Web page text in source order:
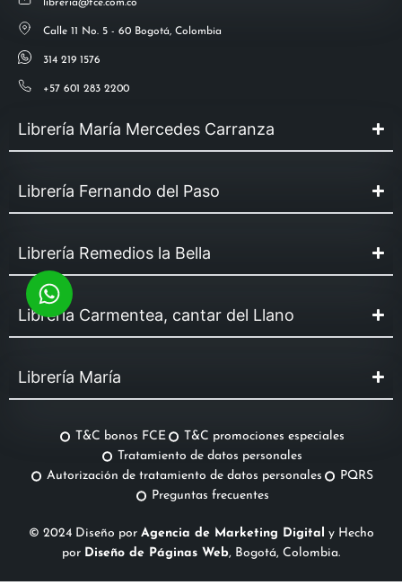
libreria@fce.com.co
Calle 11 No. 5 - 60 Bogotá, Colombia
314 219 1576
+57 601 283 2200
Librería María Mercedes Carranza
Librería Fernando del Paso
Librería Remedios la Bella
Librería Carmentea, cantar del Llano
Librería María
T&C bonos FCE
T&C promociones especiales
Tratamiento de datos personales
Autorización de tratamiento de datos personales
PQRS
Preguntas frecuentes
© 2024 Diseño por Agencia de Marketing Digital y Hecho
por Diseño de Páginas Web, Bogotá, Colombia.